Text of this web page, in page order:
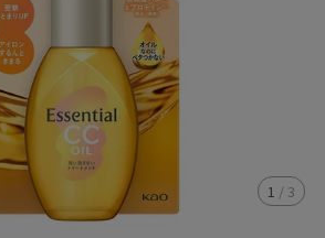
1 / 3